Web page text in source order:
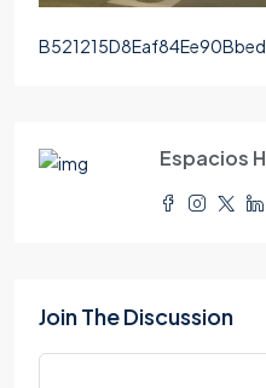
Espacios
Join The Discussion